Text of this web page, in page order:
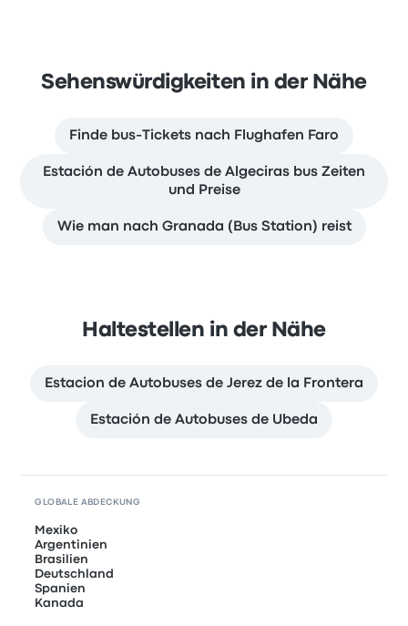
Sehenswürdigkeiten in der Nähe
Finde bus-Tickets nach Flughafen Faro
Estación de Autobuses de Algeciras bus Zeiten
und Preise
Wie man nach Granada (Bus Station) reist
Haltestellen in der Nähe
Estacion de Autobuses de Jerez de la Frontera
Estación de Autobuses de Ubeda
GLOBALE ABDECKUNG
Mexiko
Argentinien
Brasilien
Deutschland
Spanien
Kanada